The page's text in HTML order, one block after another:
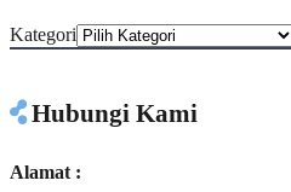
Kategori
Hubungi Kami
Alamat :